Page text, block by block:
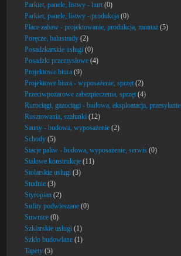
Parkiet, panele, listwy - hurt (0)
Parkiet, panele, listwy - produkcja (0)
Place zabaw - projektowanie, produkcja, montaż (5)
Poręcze, balustrady (2)
Posadzkarskie usługi (0)
Posadzki przemysłowe (4)
Projektowe biura (9)
Projektowe biura - wyposażenie, sprzęt (2)
Przeciwpożarowe zabezpieczenia, sprzęt (4)
Rurociągi, gazociągi - budowa, eksploatacja, przesyłanie
Rusztowania, szalunki (12)
Sauny - budowa, wyposażenie (2)
Schody (5)
Stacje paliw - budowa, wyposażenie, serwis (0)
Stalowe konstrukcje (11)
Stolarskie usługi (3)
Studnie (3)
Styropian (2)
Sufity podwieszane (0)
Suwnice (0)
Szklarskie usługi (1)
Szkło budowlane (1)
Tapety (5)